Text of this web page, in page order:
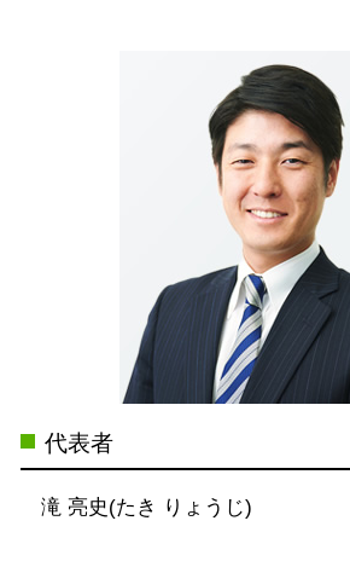
代表者
滝 亮史(たき りょうじ)